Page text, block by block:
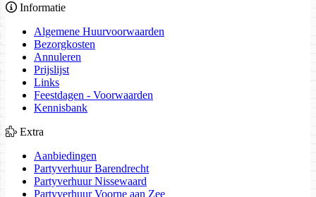
Informatie
Algemene Huurvoorwaarden
Bezorgkosten
Annuleren
Prijslijst
Links
Feestdagen - Voorwaarden
Kennisbank
Extra
Aanbiedingen
Partyverhuur Barendrecht
Partyverhuur Nissewaard
Partyverhuur Voorne aan Zee